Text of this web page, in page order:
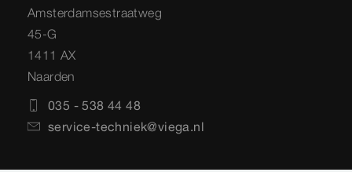
Amsterdamsestraatweg
45-G
1411 AX
Naarden
035 - 538 44 48
service-techniek@viega.nl